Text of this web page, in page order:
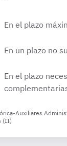
En el plazo
En un plazo no
En el plazo
Auxiliares
(II)